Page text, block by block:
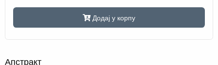
Додај у корпу
Апстракт